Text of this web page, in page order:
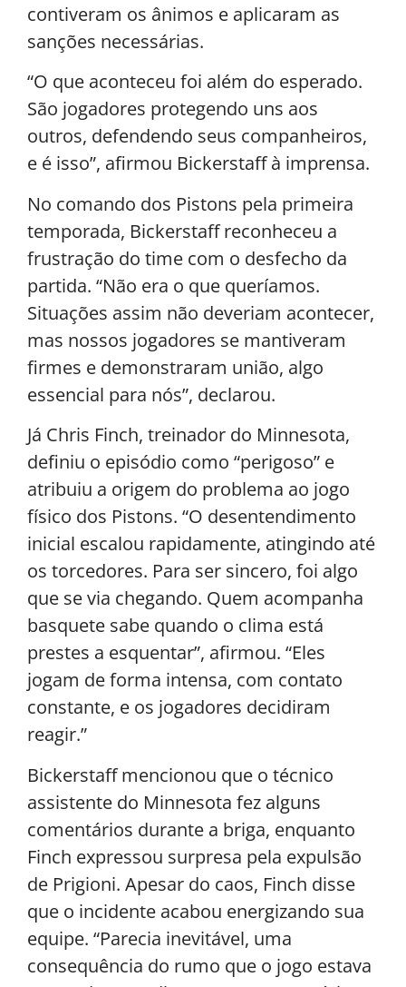
contiveram os ânimos e aplicaram as
sanções necessárias.
“O que aconteceu foi além do esperado.
São jogadores protegendo uns aos
outros, defendendo seus companheiros,
e é isso”, afirmou Bickerstaff à imprensa.
No comando dos Pistons pela primeira
temporada, Bickerstaff reconheceu a
frustração do time com o desfecho da
partida. “Não era o que queríamos.
Situações assim não deveriam acontecer,
mas nossos jogadores se mantiveram
firmes e demonstraram união, algo
essencial para nós”, declarou.
Já Chris Finch, treinador do Minnesota,
definiu o episódio como “perigoso” e
atribuiu a origem do problema ao jogo
físico dos Pistons. “O desentendimento
inicial escalou rapidamente, atingindo até
os torcedores. Para ser sincero, foi algo
que se via chegando. Quem acompanha
basquete sabe quando o clima está
prestes a esquentar”, afirmou. “Eles
jogam de forma intensa, com contato
constante, e os jogadores decidiram
reagir.”
Bickerstaff mencionou que o técnico
assistente do Minnesota fez alguns
comentários durante a briga, enquanto
Finch expressou surpresa pela expulsão
de Prigioni. Apesar do caos, Finch disse
que o incidente acabou energizando sua
equipe. “Parecia inevitável, uma
consequência do rumo que o jogo estava